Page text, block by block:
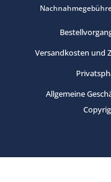
Versandkosten und
Allgemeine